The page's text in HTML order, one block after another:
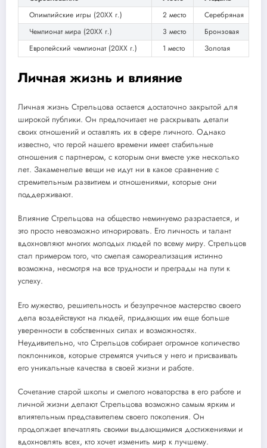
Олимпийские игры (20XX г.)
2 место
Серебряная
Чемпионат мира (20XX г.)
3 место
Бронзовая
Европейский чемпионат (20XX г.)
1 место Золотая
Личная жизнь и влияние
Личная жизнь Стрельцова остается достаточно закрытой для
широкой публики. Он предпочитает не раскрывать детали
своих отношений и оставлять их в сфере личного. Однако
известно, что герой нашего времени имеет стабильные
отношения с партнером, с которым они вместе уже несколько
лет. Закаменелые вещи не идут ни в какое сравнение с
стремительным развитием и отношениями, которые они
поддерживают.
Влияние Стрельцова на общество неминуемо разрастается, и
это просто невозможно игнорировать. Его личность и талант
вдохновляют многих молодых людей по всему миру. Стрельцов
стал примером того, что смелая самореализация истинно
возможна, несмотря на все трудности и преграды на пути к
успеху.
Его мужество, решительность и безупречное мастерство своего
дела воздействуют на людей, придающих им еще больше
уверенности в собственных силах и возможностях.
Неудивительно, что Стрельцов собирает огромное количество
поклонников, которые стремятся учиться у него и присваивать
его уникальные качества в своей жизни и работе.
Сочетание старой школы и смелого новаторства в его работе и
личной жизни делают Стрельцова возможно самым ярким и
влиятельным представителем своего поколения. Он
продолжает впечатлять своими выдающимися достижениями и
вдохновлять всех, кто хочет изменить мир к лучшему.